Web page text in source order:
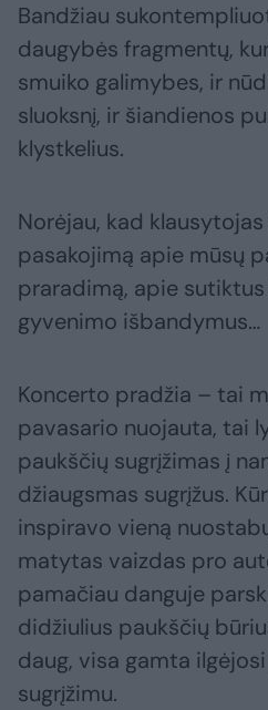
Bandžiau
daugybės fragmentų,
smuiko galimybes, ir
sluoksnį, ir šiandienos
klystkelius.
Norėjau, kad
pasakojimą apie mūsų
praradimą, apie sutiktus
gyvenimo išbandymus…
Koncerto pradžia – tai
pavasario nuojauta, tai
paukščių sugrįžimas į
džiaugsmas sugrįžus.
inspiravo vieną
matytas vaizdas pro
pamačiau danguje
didžiulius paukščių
daug, visa gamta
sugrįžimu.